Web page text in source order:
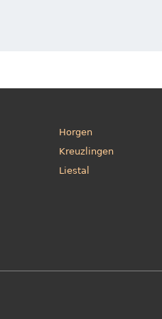
Horgen
Kreuzlingen
Liestal